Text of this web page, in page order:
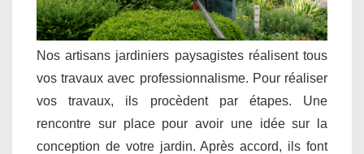
Nos artisans jardiniers paysagistes réalisent tous
vos travaux avec professionnalisme. Pour réaliser
vos travaux, ils procèdent par étapes. Une
rencontre sur place pour avoir une idée sur la
conception de votre jardin. Après accord, ils font